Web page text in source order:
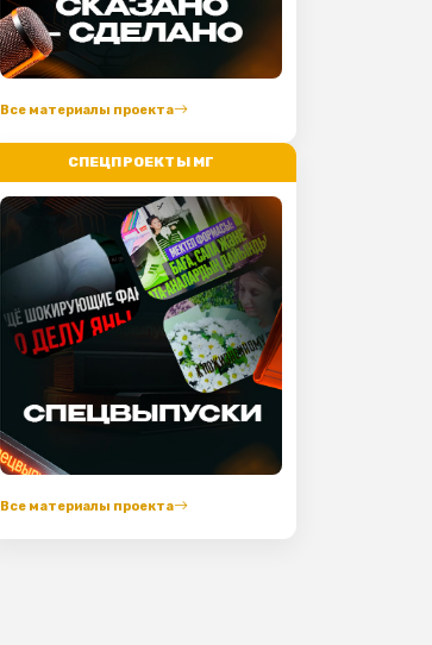
Все материалы проекта
СПЕЦПРОЕКТЫ МГ
Все материалы проекта